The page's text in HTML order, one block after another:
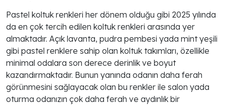
Pastel koltuk renkleri her dönem olduğu gibi 2025 yılında
da en çok tercih edilen koltuk renkleri arasında yer
almaktadır. Açık lavanta, pudra pembesi yada mint yeşili
gibi pastel renklere sahip olan koltuk takımları, özellikle
minimal odalara son derece derinlik ve boyut
kazandırmaktadır. Bunun yanında odanın daha ferah
görünmesini sağlayacak olan bu renkler ile salon yada
oturma odanızın çok daha ferah ve aydınlık bir